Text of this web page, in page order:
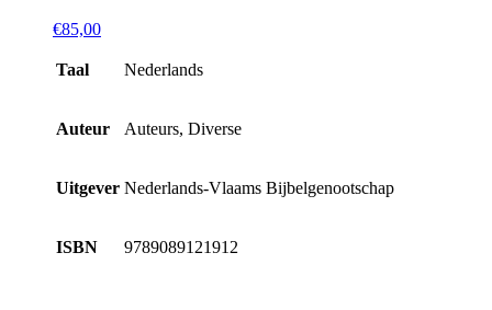
€85,00
Taal Nederlands
Auteur Auteurs, Diverse
Uitgever Nederlands-Vlaams Bijbelgenootschap
ISBN 9789089121912